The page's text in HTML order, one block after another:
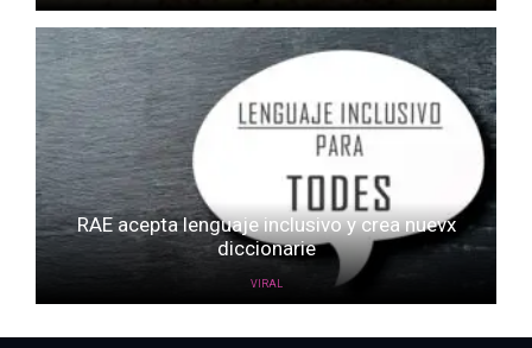
RAE acepta lenguaje inclusivo y crea nuevx
diccionarie
VIRAL